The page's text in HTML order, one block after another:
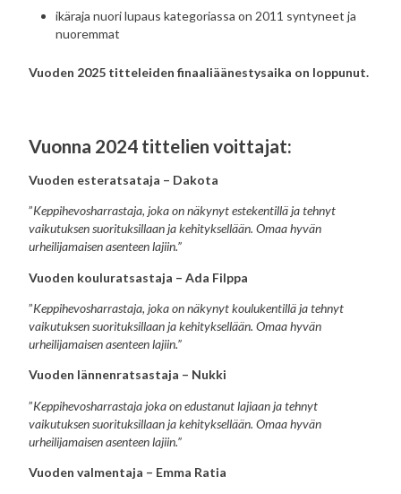
ikäraja nuori lupaus kategoriassa on 2011 syntyneet ja
nuoremmat
Vuoden 2025 titteleiden finaaliäänestysaika on loppunut.
Vuonna 2024 tittelien voittajat:
Vuoden esteratsataja – Dakota
”Keppihevosharrastaja, joka on näkynyt estekentillä ja tehnyt
vaikutuksen suorituksillaan ja kehityksellään. Omaa hyvän
urheilijamaisen asenteen lajiin.”
Vuoden kouluratsastaja – Ada Filppa
”Keppihevosharrastaja, joka on näkynyt koulukentillä ja tehnyt
vaikutuksen suorituksillaan ja kehityksellään. Omaa hyvän
urheilijamaisen asenteen lajiin.”
Vuoden lännenratsastaja – Nukki
”Keppihevosharrastaja joka on edustanut lajiaan ja tehnyt
vaikutuksen suorituksillaan ja kehityksellään. Omaa hyvän
urheilijamaisen asenteen lajiin.”
Vuoden valmentaja – Emma Ratia